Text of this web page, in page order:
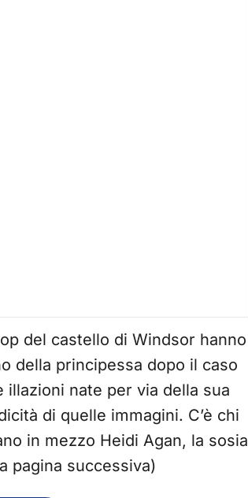
del castello di Windsor hanno
della principessa dopo il caso
nate per via della sua
di quelle immagini. C’è chi
in mezzo Heidi Agan, la sosia
pagina successiva)